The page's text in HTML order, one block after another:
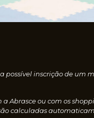
possível inscrição de um
Abrasce ou com os
calculadas